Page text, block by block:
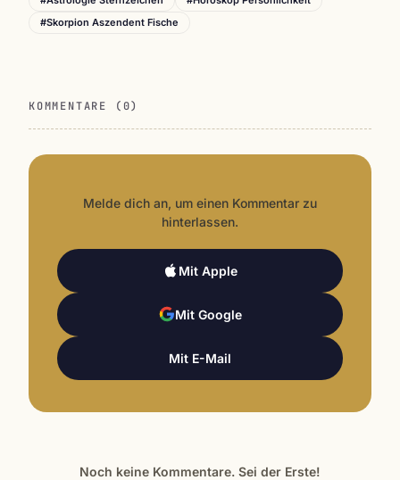
#Skorpion Aszendent Fische
KOMMENTARE (0)
Melde dich an, um einen Kommentar zu
hinterlassen.
Mit Apple
Mit Google
Mit E-Mail
Noch keine Kommentare. Sei der Erste!